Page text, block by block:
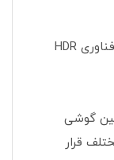
یکی دیگر از ویژگی های جدید این گوشی فناوری HDR
گوشی
قرار